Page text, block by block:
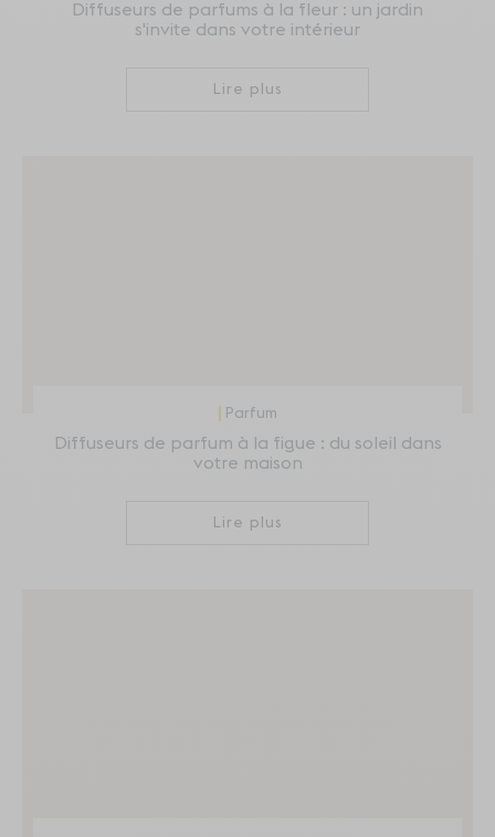
Diffuseurs de parfums à la fleur : un jardin
s'invite dans votre intérieur
Lire plus
Parfum
Diffuseurs de parfum à la figue : du soleil dans
votre maison
Lire plus